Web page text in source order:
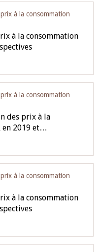
à la consommation
à la consommation
à la consommation
des prix à la
en 2019 et…
à la consommation
à la consommation